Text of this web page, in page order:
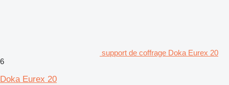
support de coffrage Doka Eurex 20
6
Doka Eurex 20